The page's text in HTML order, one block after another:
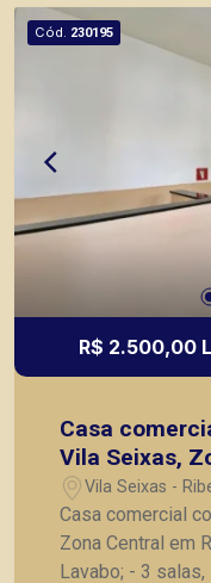
principais
Preto.
Cód. 230195
R$ 2.500,00 L
Casa
Vila Seixas,
Preto/SP.
Vila Seixas -
Casa comercial
Zona Central em
Lavabo; - 3